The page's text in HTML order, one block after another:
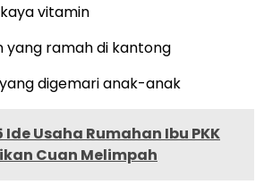
vitamin
yang ramah di kantong
digemari anak-anak
Ide Usaha Rumahan Ibu PKK
Cuan Melimpah